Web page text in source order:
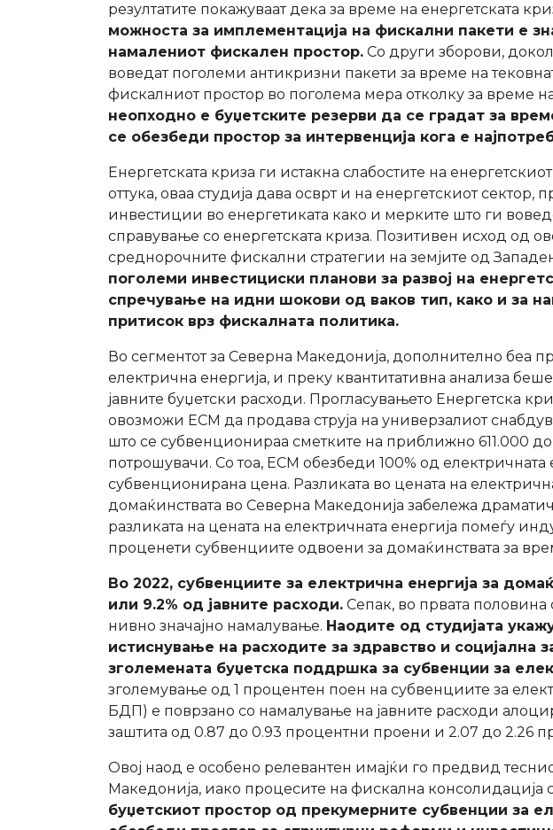
резултатите покажуваат дека за време на енергетската
можноста за имплементација на фискални пакети е
намалениот фискален простор. Со други зборови,
воведат поголеми антикризни пакети за време на
фискалниот простор во поголема мера отколку за време
неопходно е буџетските резерви да се градат за
се обезбеди простор за интервенција кога е
Енергетската криза ги истакна слабостите на
оттука, оваа студија дава осврт и на енергетскиот сектор,
инвестиции во енергетиката како и мерките што ги
справување со енергетската криза. Позитивен исход од
среднорочните фискални стратегии на земјите од
поголеми инвестициски планови за развој на
спречување на идни шокови од ваков тип, како и за
притисок врз фискалната политика.
Во сегментот за Северна Македонија, дополнително беа
електрична енергија, и преку квантитативна анализа
јавните буџетски расходи. Прогласувањето Енергетска
овозможи ЕСМ да продава струја на универзалиот
што се субвенционираа сметките на приближно 611.000
потрошувачи. Со тоа, ЕСМ обезбеди 100% од електричната
субвенционирана цена. Разликата во цената на
домаќинствата во Северна Македонија забележа
разликата на цената на електричната енергија помеѓу
проценети субвенциите одвоени за домаќинствата за
Во 2022, субвенциите за електрична енергија за
или 9.2% од јавните расходи. Сепак, во првата
нивно значајно намалување. Наодите од студијата
истиснување на расходите за здравство и социјална
зголемената буџетска поддршка за субвенции за
зголемување од 1 процентен поен на субвенциите за
БДП) е поврзано со намалување на јавните расходи
заштита од 0.87 до 0.93 процентни проени и 2.07 до 2.26
Овој наод е особено релевантен имајќи го предвид
Македонија, иако процесите на фискална консолидација
буџетскиот простор од прекумерните субвенции за